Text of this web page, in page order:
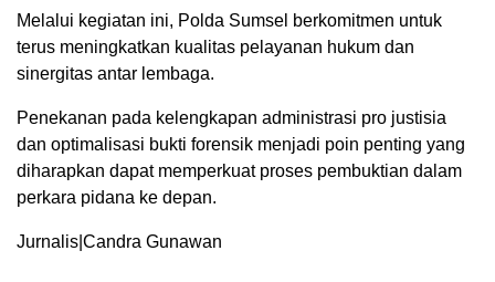
Melalui kegiatan ini, Polda Sumsel berkomitmen untuk
terus meningkatkan kualitas pelayanan hukum dan
sinergitas antar lembaga.
Penekanan pada kelengkapan administrasi pro justisia
dan optimalisasi bukti forensik menjadi poin penting yang
diharapkan dapat memperkuat proses pembuktian dalam
perkara pidana ke depan.
Jurnalis|Candra Gunawan